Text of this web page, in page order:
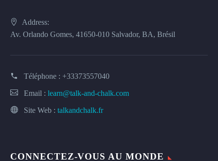
Address:
Av. Orlando Gomes, 41650-010 Salvador, BA, Brésil
Téléphone : +33373557040
Email : learn@talk-and-chalk.com
Site Web : talkandchalk.fr
CONNECTEZ-VOUS AU MONDE